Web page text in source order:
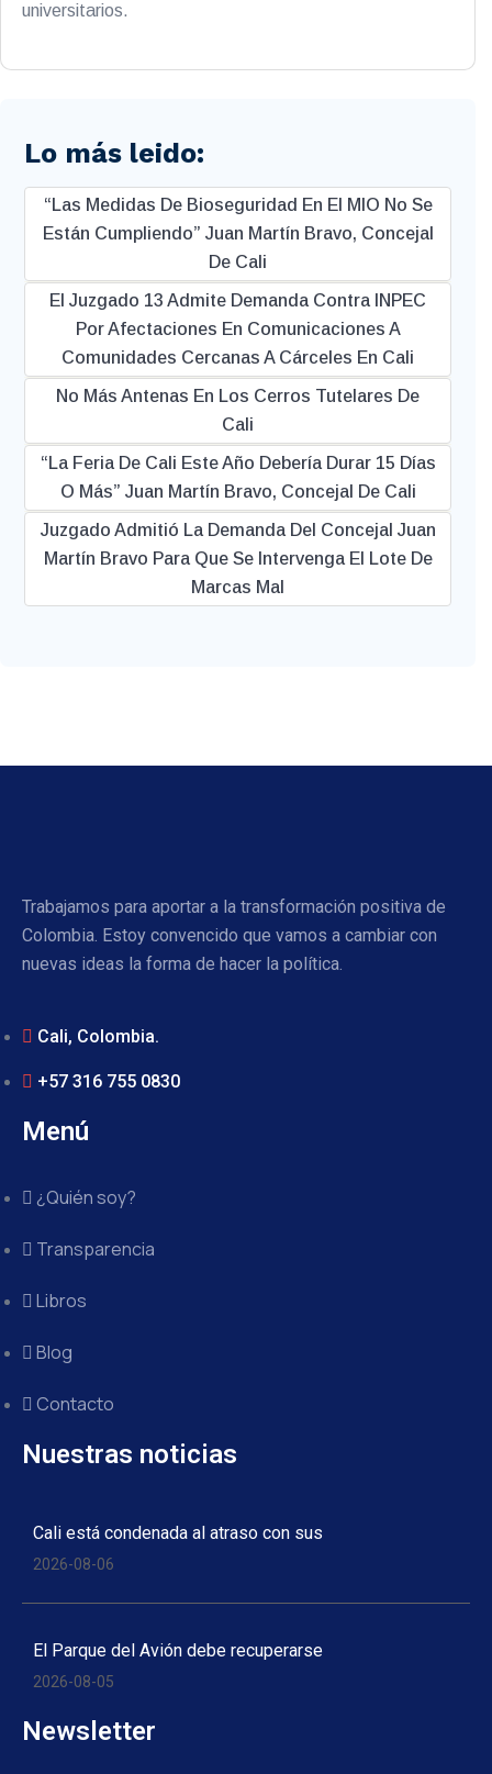
universitarios.
Lo más leido:
“Las Medidas De Bioseguridad En El MIO No Se
Están Cumpliendo” Juan Martín Bravo, Concejal
De Cali
El Juzgado 13 Admite Demanda Contra INPEC
Por Afectaciones En Comunicaciones A
Comunidades Cercanas A Cárceles En Cali
No Más Antenas En Los Cerros Tutelares De
Cali
“La Feria De Cali Este Año Debería Durar 15 Días
O Más” Juan Martín Bravo, Concejal De Cali
Juzgado Admitió La Demanda Del Concejal Juan
Martín Bravo Para Que Se Intervenga El Lote De
Marcas Mal
Trabajamos para aportar a la transformación positiva de
Colombia. Estoy convencido que vamos a cambiar con
nuevas ideas la forma de hacer la política.
Cali, Colombia.
+57 316 755 0830
Menú
¿Quién soy?
Transparencia
Libros
Blog
Contacto
Nuestras noticias
Cali está condenada al atraso con sus
2026-08-06
El Parque del Avión debe recuperarse
2026-08-05
Newsletter